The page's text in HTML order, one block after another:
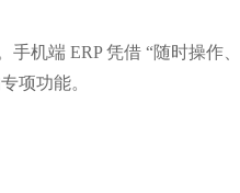
机端 ERP 凭借 “随时操作
项功能。